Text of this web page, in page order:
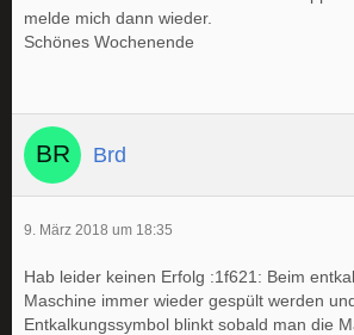
melde mich dann wieder.
Schönes Wochenende
Brd
9. März 2018 um 18:35
Hab leider keinen Erfolg :1f621: Beim
Maschine immer wieder gespült werden
Entkalkungssymbol blinkt sobald man die